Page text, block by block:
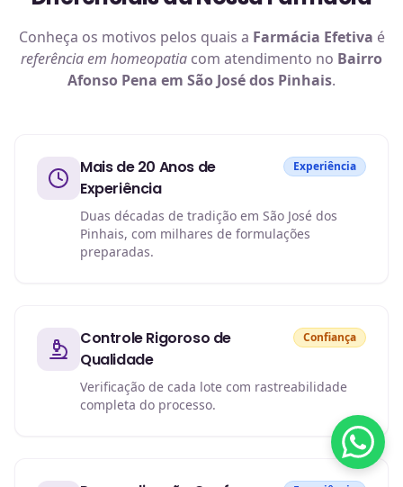
Conheça os motivos pelos quais a Farmácia Efetiva é
referência em homeopatia com atendimento no Bairro
Afonso Pena em São José dos Pinhais.
Mais de 20 Anos de
Experiência
Experiência
Duas décadas de tradição em São José dos
Pinhais, com milhares de formulações
preparadas.
Controle Rigoroso de
Qualidade
Confiança
Verificação de cada lote com rastreabilidade
completa do processo.